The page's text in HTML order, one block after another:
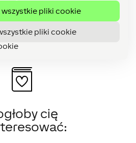
wszystkie pliki cookie
pliki cookie
cię